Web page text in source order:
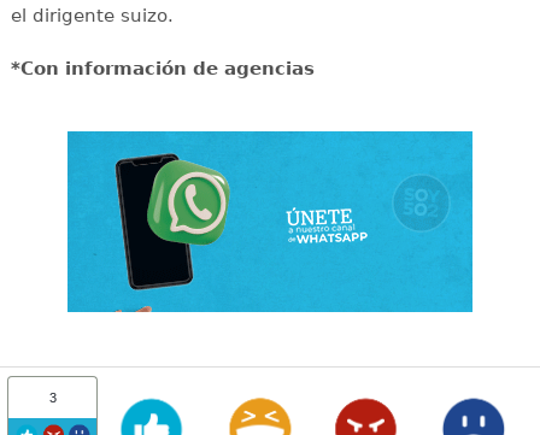
el dirigente suizo.
*Con información de agencias
3